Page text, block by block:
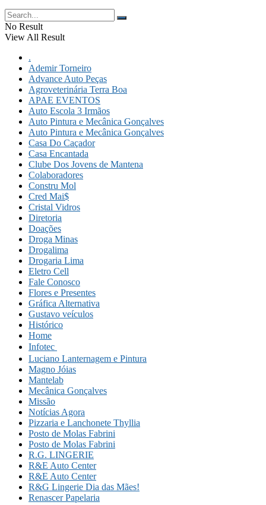
No Result
View All Result
.
Ademir Torneiro
Advance Auto Peças
Agroveterinária Terra Boa
APAE EVENTOS
Auto Escola 3 Irmãos
Auto Pintura e Mecânica Gonçalves
Auto Pintura e Mecânica Gonçalves
Casa Do Caçador
Casa Encantada
Clube Dos Jovens de Mantena
Colaboradores
Constru Mol
Cred Mai$
Cristal Vidros
Diretoria
Doações
Droga Minas
Drogalima
Drogaria Lima
Eletro Cell
Fale Conosco
Flores e Presentes
Gráfica Alternativa
Gustavo veículos
Histórico
Home
Infotec
Luciano Lanternagem e Pintura
Magno Jóias
Mantelab
Mecânica Gonçalves
Missão
Notícias Agora
Pizzaria e Lanchonete Thyllia
Posto de Molas Fabrini
Posto de Molas Fabrini
R.G. LINGERIE
R&E Auto Center
R&E Auto Center
R&G Lingerie Dia das Mães!
Renascer Papelaria